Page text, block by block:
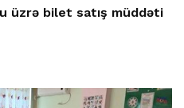
üzrə bilet satış müddəti